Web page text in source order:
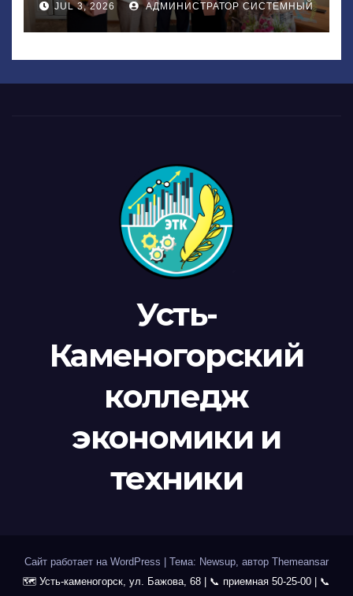
JUL 3, 2026 АДМИНИСТРАТОР СИСТЕМНЫЙ
Усть-
Каменогорский
колледж
экономики и
техники
Сайт работает на WordPress Тема: Newsup, автор Themeansar